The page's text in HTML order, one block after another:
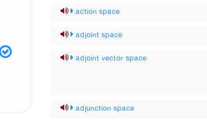
action space
adjoint space
adjoint vector space
adjunction space